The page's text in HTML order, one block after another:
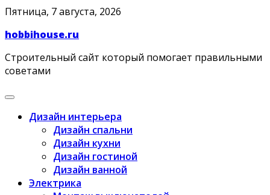
Skip
content
Пятница, 7 августа, 2026
hobbihouse.ru
Строительный сайт который помогает правильными
советами
Дизайн интерьера
Дизайн спальни
Дизайн кухни
Дизайн гостиной
Дизайн ванной
Электрика